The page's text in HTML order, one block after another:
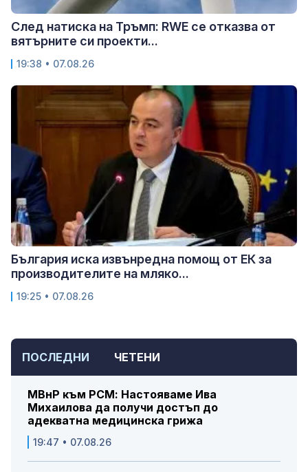
ПОСЛЕДНИ ЧЕТЕНИ
МВнР към РСМ: Настояваме Ива
Михаилова да получи достъп до
адекватна медицинска грижа
19:47 • 07.08.26
След натиска на Тръмп: RWE се отказва от
вятърните си проекти...
19:38 • 07.08.26
България иска извънредна помощ от ЕК за
производителите на мляко...
19:25 • 07.08.26